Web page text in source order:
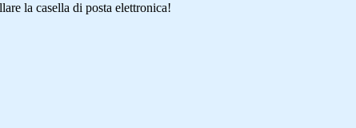
la casella di posta elettronica!